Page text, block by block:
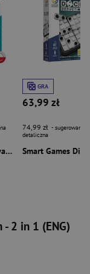
Smart Games Graveyard Shift (ENG) IUVI Games
GRA
63,99 zł
74,99 zł - sugerowana
detaliczna
- 2 in 1 (ENG)